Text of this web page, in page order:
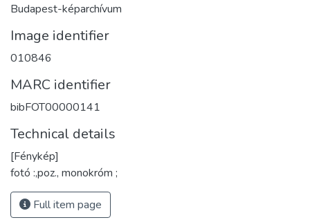
Budapest-képarchívum
Image identifier
010846
MARC identifier
bibFOT00000141
Technical details
[Fénykép]
fotó :,poz., monokróm ;
Full item page